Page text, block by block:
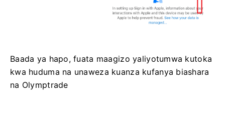
Baada ya hapo, fuata maagizo yaliyotumwa kutoka
kwa huduma na unaweza kuanza kufanya biashara
na Olymptrade